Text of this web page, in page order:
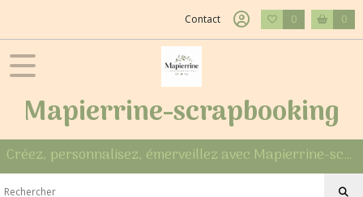
Contact 0 0
Mapierrine-scrapbooking
Créez, personnalisez, émerveillez avec Mapierrine-scrapbooking